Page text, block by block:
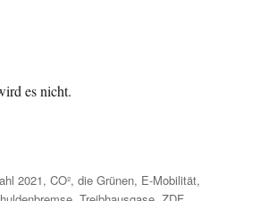
es nicht.
2021,CO²,die Grünen, E-Mobilität,